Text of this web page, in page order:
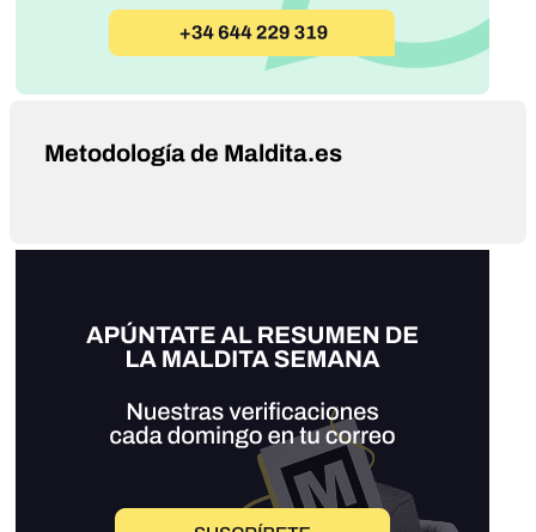
Metodología de Maldita.es